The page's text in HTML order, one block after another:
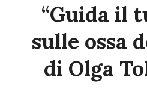
“Guida il
sulle ossa
di Olga